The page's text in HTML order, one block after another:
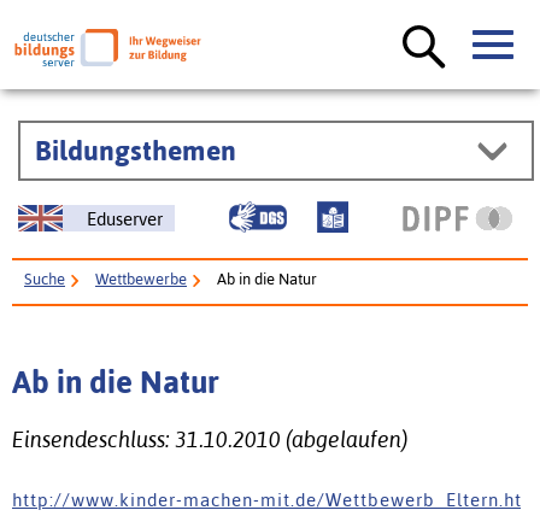
Bildungsthemen
Eduserver
Suche Wettbewerbe Ab in die Natur
Ab in die Natur
Einsendeschluss: 31.10.2010 (abgelaufen)
h t t p : / / w w w . k i n d e r - m a c h e n - m i t . d e / W e t t b e w e r b _ E l t e r n . h t